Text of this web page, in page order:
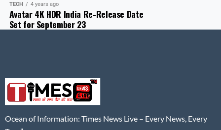
TECH 4 years ago
Avatar 4K HDR India Re-Release Date
Set for September 23
Ocean of Information: Times News Live – Every News, Every